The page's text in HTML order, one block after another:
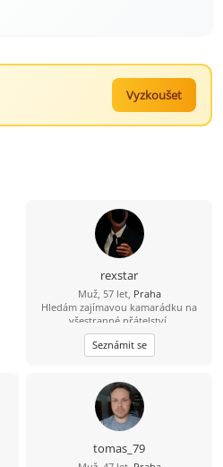
Vyzkoušet
rexstar
Muž, 57 let, Praha
Hledám zajímavou kamarádku na
všestranné přátelství.
Seznámit se
tomas_79